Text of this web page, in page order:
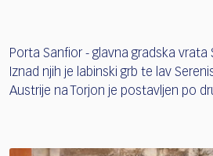
Porta Sanfior - glavna gradska vrata
Iznad njih je labinski grb te lav
Austrije na Torjon je postavljen po